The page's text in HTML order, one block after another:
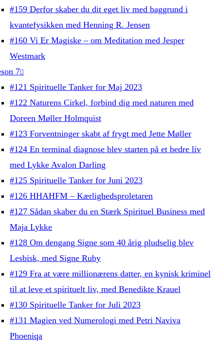
#159 Derfor skaber du dit eget liv med baggrund i
kvantefysikken med Henning R. Jensen
#160 Vi Er Magiske – om Meditation med Jesper
Westmark
7
#121 Spirituelle Tanker for Maj 2023
#122 Naturens Cirkel, forbind dig med naturen med
Doreen Møller Holmquist
#123 Forventninger skabt af frygt med Jette Møller
#124 En terminal diagnose blev starten på et bedre liv
med Lykke Avalon Darling
#125 Spirituelle Tanker for Juni 2023
#126 HHAHFM – Kærlighedsproletaren
#127 Sådan skaber du en Stærk Spirituel Business med
Maja Lykke
#128 Om dengang Signe som 40 årig pludselig blev
Lesbisk, med Signe Ruby
#129 Fra at være millionærens datter, en kynisk kriminel
til at leve et spirituelt liv, med Benedikte Krauel
#130 Spirituelle Tanker for Juli 2023
#131 Magien ved Numerologi med Petri Naviva
Phoeniqa